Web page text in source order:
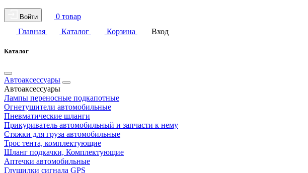
Войти
0 товар
Главная
Каталог Корзина Вход
Каталог
Автоаксессуары
Автоаксессуары
Лампы переносные подкапотные
Огнетушители автомобильные
Пневматические шланги
Прикуриватель автомобильный и запчасти к нему
Стяжки для груза автомобильные
Трос тента, комплектующие
Шланг подкачки, Комплектующие
Аптечки автомобильные
Глушилки сигнала GPS